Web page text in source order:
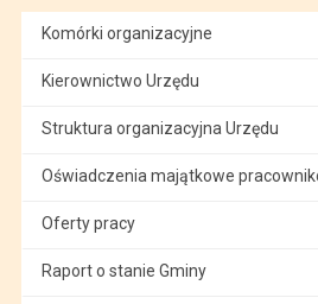
Komórki organizacyjne
Kierownictwo Urzędu
Struktura organizacyjna Urzędu
Oświadczenia majątkowe
Oferty pracy
Raport o stanie Gminy